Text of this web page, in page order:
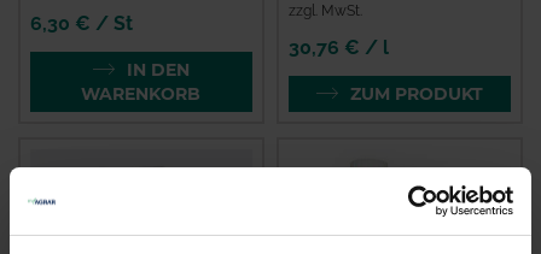
6,30 € / St
IN DEN
WARENKORB
zzgl. MwSt.
30,76 € / l
ZUM PRODUKT